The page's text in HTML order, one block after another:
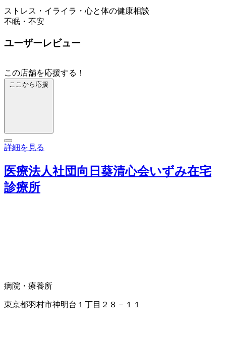
ストレス・イライラ・心と体の健康相談
不眠・不安
ユーザーレビュー
この店舗を応援する！
ここから応援
詳細を見る
医療法人社団向日葵清心会いずみ在宅
診療所
病院・療養所
東京都羽村市神明台１丁目２８－１１